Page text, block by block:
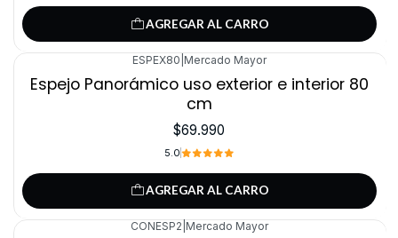
AGREGAR AL CARRO
ESPEX80 Mercado Mayor
Espejo Panorámico uso exterior e interior 80
cm
$69.990
5.0
AGREGAR AL CARRO
CONESP2 Mercado Mayor